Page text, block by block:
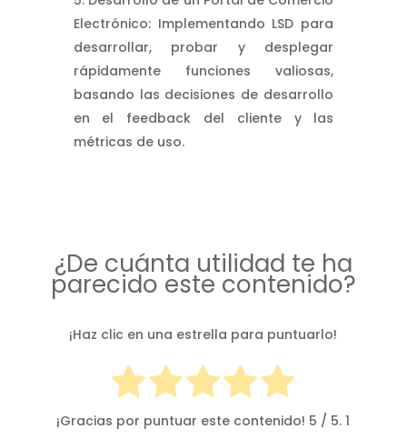
Electrónico: Implementando LSD para
desarrollar, probar y desplegar
rápidamente funciones valiosas,
basando las decisiones de desarrollo
en el feedback del cliente y las
métricas de uso.
¿De cuánta utilidad te ha
parecido este contenido?
¡Haz clic en una estrella para puntuarlo!
¡Gracias por puntuar este contenido! 5 / 5.1